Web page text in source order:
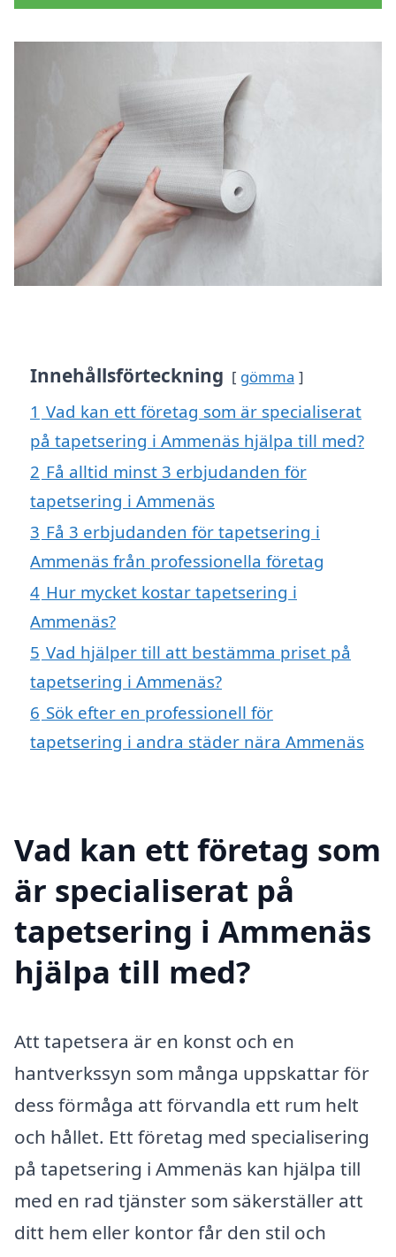
Innehållsförteckning gömma
1 Vad kan ett företag som är specialiserat
på tapetsering i Ammenäs hjälpa till med?
2 Få alltid minst 3 erbjudanden för
tapetsering i Ammenäs
3 Få 3 erbjudanden för tapetsering i
Ammenäs från professionella företag
4 Hur mycket kostar tapetsering i
Ammenäs?
5 Vad hjälper till att bestämma priset på
tapetsering i Ammenäs?
6 Sök efter en professionell för
tapetsering i andra städer nära Ammenäs
Vad kan ett företag som
är specialiserat på
tapetsering i Ammenäs
hjälpa till med?
Att tapetsera är en konst och en
hantverkssyn som många uppskattar för
dess förmåga att förvandla ett rum helt
och hållet. Ett företag med specialisering
på tapetsering i Ammenäs kan hjälpa till
med en rad tjänster som säkerställer att
ditt hem eller kontor får den stil och